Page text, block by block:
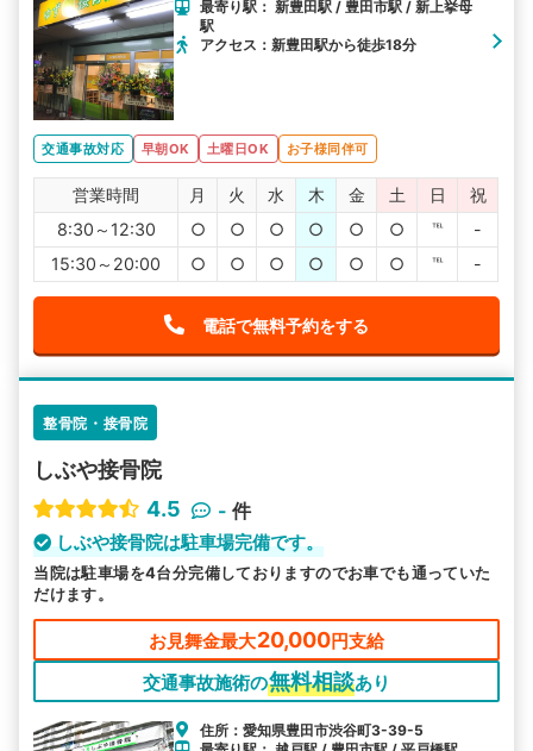
最寄り駅： 新豊田駅 / 豊田市駅 / 新上挙母
駅
アクセス：新豊田駅から徒歩18分
交通事故対応 早朝OK 土曜日OK お子様同伴可
営業時間 月 火 水 木 金 土 日
祝
8:30～12:30
○ ○ ○ ○ ○ ○ ℡
-
15:30～20:00
○ ○ ○ ○ ○ ○ ℡ -
電話で無料予約をする
整骨院・接骨院
しぶや接骨院
4.5
- 件
しぶや接骨院は駐車場完備です。
当院は駐車場を4台分完備しておりますのでお車でも通っていた
だけます。
お見舞金最大20,000円支給
交通事故施術の無料相談あり
住所：愛知県豊田市渋谷町3-39-5